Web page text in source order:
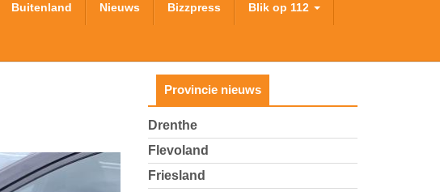
Buitenland Nieuws Bizzpress Blik op 112
Provincie nieuws
Drenthe
Flevoland
Friesland